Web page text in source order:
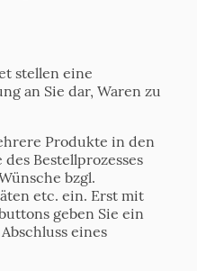
stellen eine
an Sie dar, Waren zu
Produkte in den
Bestellprozesses
bzgl.
etc. ein. Erst mit
geben Sie ein
eines